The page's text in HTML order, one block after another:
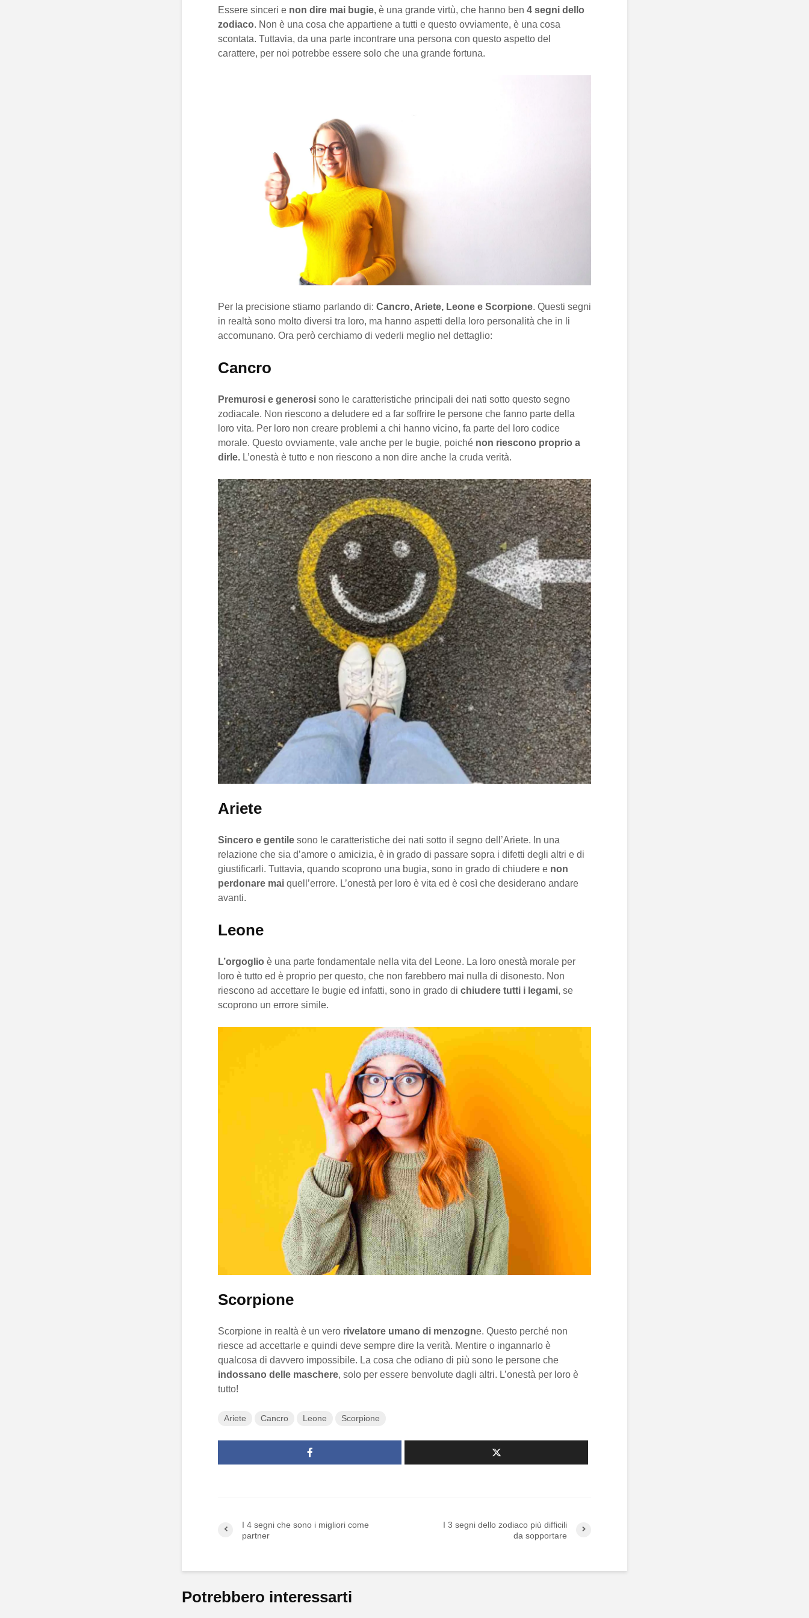
Essere sinceri e non dire mai bugie, è una grande virtù, che hanno ben 4 segni dello
zodiaco. Non è una cosa che appartiene a tutti e questo ovviamente, è una cosa
scontata. Tuttavia, da una parte incontrare una persona con questo aspetto del
carattere, per noi potrebbe essere solo che una grande fortuna.
Per la precisione stiamo parlando di: Cancro, Ariete, Leone e Scorpione. Questi segni
in realtà sono molto diversi tra loro, ma hanno aspetti della loro personalità che in li
accomunano. Ora però cerchiamo di vederli meglio nel dettaglio:
Cancro
Premurosi e generosi sono le caratteristiche principali dei nati sotto questo segno
zodiacale. Non riescono a deludere ed a far soffrire le persone che fanno parte della
loro vita. Per loro non creare problemi a chi hanno vicino, fa parte del loro codice
morale. Questo ovviamente, vale anche per le bugie, poiché non riescono proprio a
dirle. L’onestà è tutto e non riescono a non dire anche la cruda verità.
Ariete
Sincero e gentile sono le caratteristiche dei nati sotto il segno dell’Ariete. In una
relazione che sia d’amore o amicizia, è in grado di passare sopra i difetti degli altri e di
giustificarli. Tuttavia, quando scoprono una bugia, sono in grado di chiudere e non
perdonare mai quell’errore. L’onestà per loro è vita ed è così che desiderano andare
avanti.
Leone
L’orgoglio è una parte fondamentale nella vita del Leone. La loro onestà morale per
loro è tutto ed è proprio per questo, che non farebbero mai nulla di disonesto. Non
riescono ad accettare le bugie ed infatti, sono in grado di chiudere tutti i legami, se
scoprono un errore simile.
Scorpione
Scorpione in realtà è un vero rivelatore umano di menzogne. Questo perché non
riesce ad accettarle e quindi deve sempre dire la verità. Mentire o ingannarlo è
qualcosa di davvero impossibile. La cosa che odiano di più sono le persone che
indossano delle maschere, solo per essere benvolute dagli altri. L’onestà per loro è
tutto!
Ariete Cancro Leone Scorpione
I 4 segni che sono i migliori come
partner
I 3 segni dello zodiaco più difficili
da sopportare
Potrebbero interessarti